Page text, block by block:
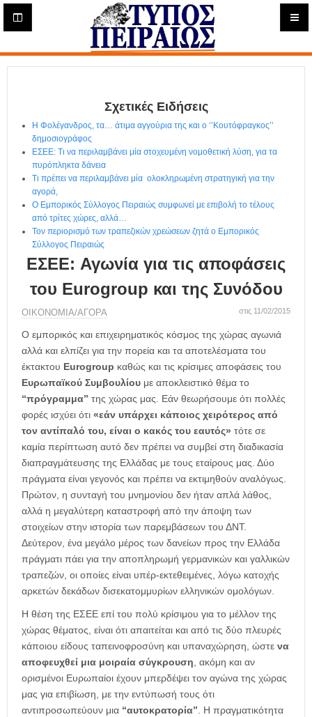
Η
ε
ρ
Σχετικές Ειδήσεις
Η Φολέγανδρος, τα… άτιμα αγγούρια της και ο ‘’Κουτόφραγκος’’
δημοσιογράφος
ΕΣΕΕ: Τι να περιλαμβάνει μία στοχευμένη νομοθετική λύση, για τα
πυρόπληκτα δάνεια
Τι πρέπει να περιλαμβάνει μία ολοκληρωμένη στρατηγική για την
αγορά,
Ο Εμπορικός Σύλλογος Πειραιώς συμφωνεί με επιβολή το τέλους
από τρίτες χώρες, αλλά…
Τον περιορισμό των τραπεζικών χρεώσεων ζητά ο Εμπορικός
Σύλλογος Πειραιώς
ΕΣΕΕ: Αγωνία για τις αποφάσεις
του Eurogroup και της Συνόδου
ΟΙΚΟΝΟΜΙΑ/ΑΓΟΡΑ στις 11/02/2015
Ο εμπορικός και επιχειρηματικός κόσμος της χώρας αγωνιά
αλλά και ελπίζει για την πορεία και τα αποτελέσματα του
έκτακτου Eurogroup καθώς και τις κρίσιμες αποφάσεις του
Ευρωπαϊκού Συμβουλίου με αποκλειστικό θέμα το
“πρόγραμμα” της χώρας μας. Εάν θεωρήσουμε ότι πολλές
φορές ισχύει ότι «εάν υπάρχει κάποιος χειρότερος από
τον αντίπαλό του, είναι ο κακός του εαυτός» τότε σε
καμία περίπτωση αυτό δεν πρέπει να συμβεί στη διαδικασία
διαπραγμάτευσης της Ελλάδας με τους εταίρους μας. Δύο
πράγματα είναι γεγονός και πρέπει να εκτιμηθούν αναλόγως.
Πρώτον, η συνταγή του μνημονίου δεν ήταν απλά λάθος,
αλλά η μεγαλύτερη καταστροφή από την άποψη των
στοιχείων στην ιστορία των παρεμβάσεων του ΔΝΤ.
Δεύτερον, ένα μεγάλο μέρος των δανείων προς την Ελλάδα
πράγματι πάει για την αποπληρωμή γερμανικών και γαλλικών
τραπεζών, οι οποίες είναι υπέρ-εκτεθειμένες, λόγω κατοχής
αρκετών δεκάδων δισεκατομμυρίων ελληνικών ομολόγων.
Η θέση της ΕΣΕΕ επί του πολύ κρίσιμου για το μέλλον της
χώρας θέματος, είναι ότι απαιτείται και από τις δύο πλευρές
κάποιου είδους ταπεινοφροσύνη και υπαναχώρηση, ώστε να
αποφευχθεί μια μοιραία σύγκρουση, ακόμη και αν
ορισμένοι Ευρωπαίοι έχουν μπερδέψει τον αγώνα της χώρας
μας για επιβίωση, με την εντύπωσή τους ότι
αντιπροσωπεύουν μια “αυτοκρατορία”. Η πραγματικότητα